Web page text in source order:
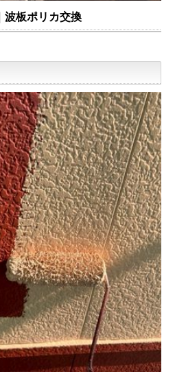
波板ポリカ交換